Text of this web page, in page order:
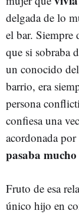
delgada de lo
el bar. Siempre
que si sobraba
un conocido
barrio, era
persona
confiesa una
acordonada
pasaba
Fruto de esa
único hijo en